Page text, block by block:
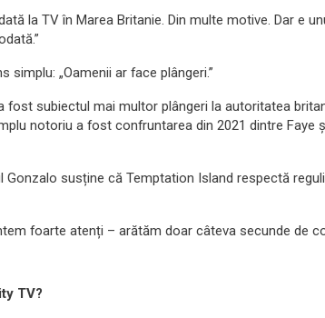
la TV în Marea Britanie. Din multe motive. Dar e
simplu: „Oamenii ar face plângeri.”
fost subiectul mai multor plângeri la autoritatea
notoriu a fost confruntarea din 2021 dintre Faye
susține că Temptation Island respectă
foarte atenți – arătăm doar câteva secunde de
TV?